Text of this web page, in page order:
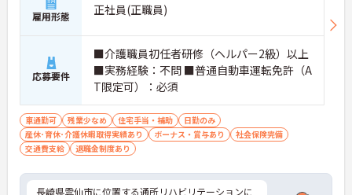
雇用形態 正社員(正職員)
応募要件
■介護職員初任者研修（ヘルパー2級）以上
■実務経験：不問 ■普通自動車運転免許（A
T限定可）：必須
車通勤可 残業少なめ 住宅手当・補助
日勤のみ
産休･育休･介護休暇取得実績あり
ボーナス・賞与あり
社会保険完備
交通費支給
退職金制度あり
長崎県雲仙市に位置する通所リハビリテーションに